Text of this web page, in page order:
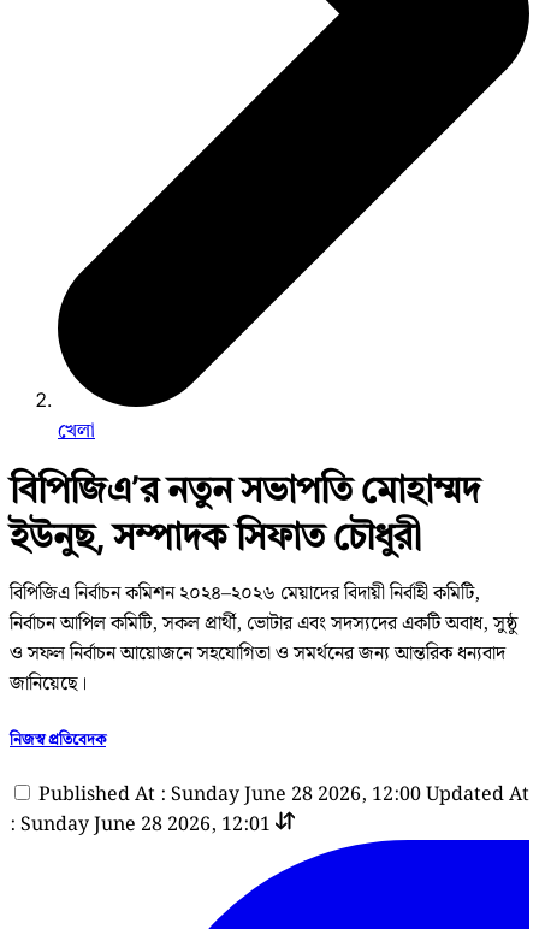
খেলা
বিপিজিএ’র নতুন সভাপতি মোহাম্মদ
ইউনুছ, সম্পাদক সিফাত চৌধুরী
বিপিজিএ নির্বাচন কমিশন ২০২৪–২০২৬ মেয়াদের বিদায়ী নির্বাহী কমিটি,
নির্বাচন আপিল কমিটি, সকল প্রার্থী, ভোটার এবং সদস্যদের একটি অবাধ, সুষ্ঠু
ও সফল নির্বাচন আয়োজনে সহযোগিতা ও সমর্থনের জন্য আন্তরিক ধন্যবাদ
জানিয়েছে।
নিজস্ব প্রতিবেদক
Published At : Sunday June 28 2026, 12:00Updated At
: Sunday June 28 2026, 12:01